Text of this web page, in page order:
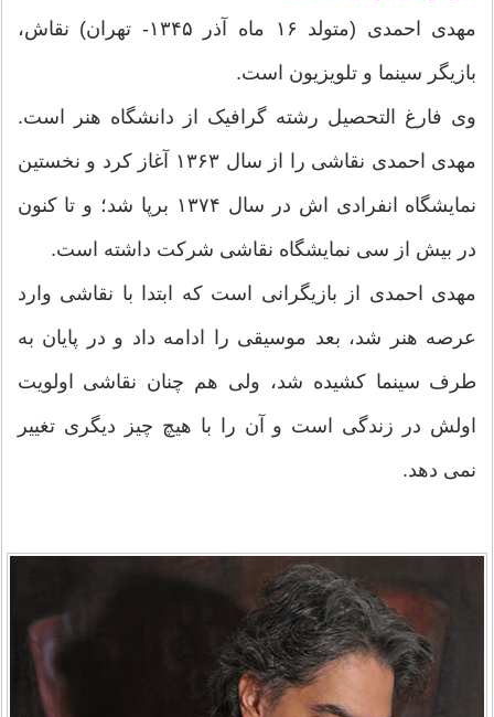
مهدی احمدی (متولد ۱۶ ماه آذر ۱۳۴۵- تهران) نقاش،
بازیگر سینما و تلویزیون است.
وی فارغ التحصیل رشته گرافیک از دانشگاه هنر است.
مهدی احمدی نقاشی را از سال ۱۳۶۳ آغاز کرد و نخستین
نمایشگاه انفرادی اش در سال ۱۳۷۴ برپا شد؛ و تا کنون
در بیش از سی نمایشگاه نقاشی شرکت داشته است.
مهدی احمدی از بازیگرانی است که ابتدا با نقاشی وارد
عرصه هنر شد، بعد موسیقی را ادامه داد و در پایان به
طرف سینما کشیده شد، ولی هم چنان نقاشی اولویت
اولش در زندگی است و آن را با هیچ چیز دیگری تغيير
نمی دهد.